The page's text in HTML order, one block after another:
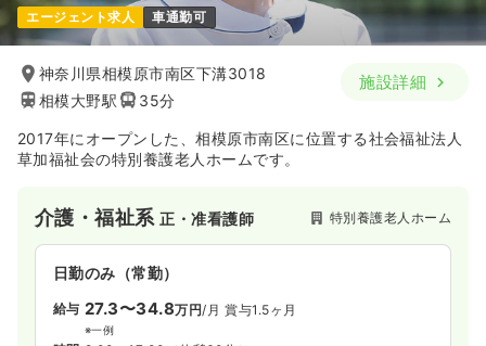
エージェント求人 車通勤可
神奈川県相模原市南区下溝3018
相模大野駅
35分
施設詳細
2017年にオープンした、相模原市南区に位置する社会福祉法人
草加福祉会の特別養護老人ホームです。
介護・福祉系正・准看護師 特別養護老人ホーム
日勤のみ（常勤）
給与 27.3〜34.8万円/月 賞与1.5ヶ月
※一例